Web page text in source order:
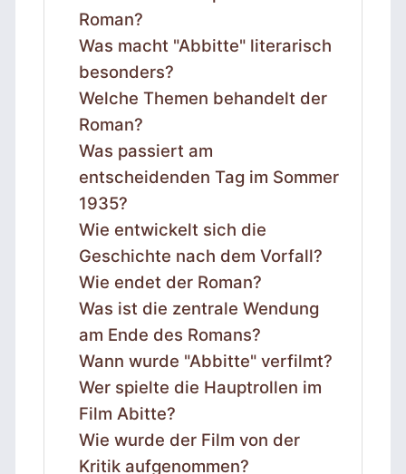
Roman?
Was macht "Abbitte" literarisch
besonders?
Welche Themen behandelt der
Roman?
Was passiert am
entscheidenden Tag im Sommer
1935?
Wie entwickelt sich die
Geschichte nach dem Vorfall?
Wie endet der Roman?
Was ist die zentrale Wendung
am Ende des Romans?
Wann wurde "Abbitte" verfilmt?
Wer spielte die Hauptrollen im
Film Abitte?
Wie wurde der Film von der
Kritik aufgenommen?